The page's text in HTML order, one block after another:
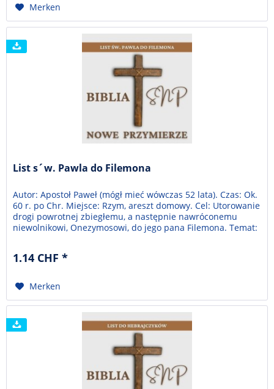
Merken
List s´w. Pawla do Filemona
Autor: Apostoł Paweł (mógł mieć wówczas 52 lata). Czas: Ok.
60 r. po Chr. Miejsce: Rzym, areszt domowy. Cel: Utorowanie
drogi powrotnej zbiegłemu, a następnie nawróconemu
niewolnikowi, Onezymosowi, do jego pana Filemona. Temat:
1.14 CHF *
Merken